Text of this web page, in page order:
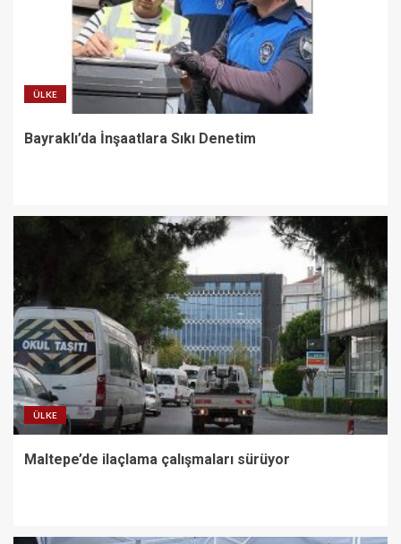
ÜLKE
Bayraklı’da İnşaatlara Sıkı Denetim
ÜLKE
Maltepe’de ilaçlama çalışmaları sürüyor